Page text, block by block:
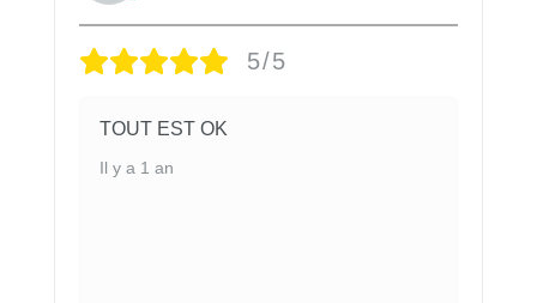
5/5
Les balances CBK font le job, simple et
elles captent quasiment partout, le